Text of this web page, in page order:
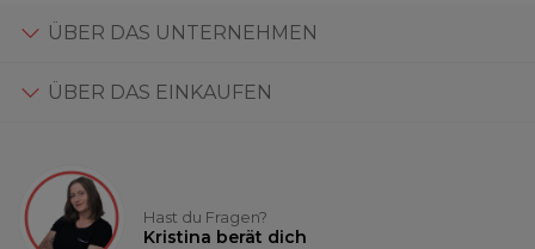
ÜBER DAS UNTERNEHMEN
ÜBER DAS EINKAUFEN
Hast du Fragen?
Kristina berät dich